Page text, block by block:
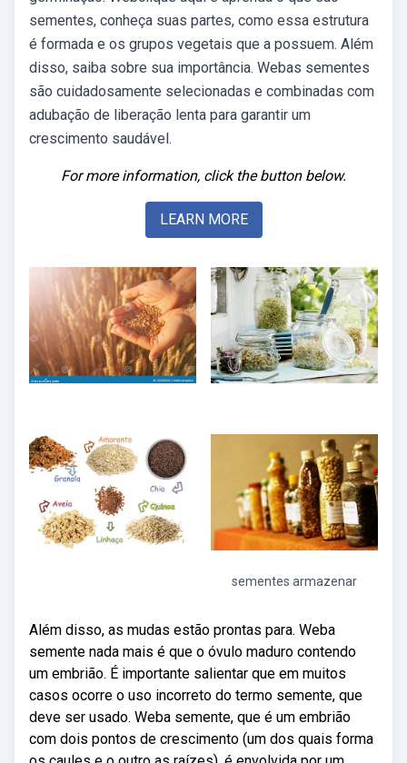
sementes, conheça suas partes, como essa estrutura
é formada e os grupos vegetais que a possuem. Além
disso, saiba sobre sua importância. Webas sementes
são cuidadosamente selecionadas e combinadas com
adubação de liberação lenta para garantir um
crescimento saudável.
For more information, click the button below.
LEARN MORE
sementes armazenar
Além disso, as mudas estão prontas para. Weba
semente nada mais é que o óvulo maduro contendo
um embrião. É importante salientar que em muitos
casos ocorre o uso incorreto do termo semente, que
deve ser usado. Weba semente, que é um embrião
com dois pontos de crescimento (um dos quais forma